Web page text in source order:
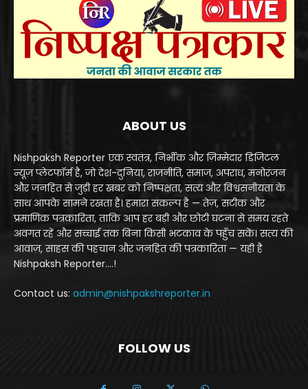
ABOUT US
Nishpaksh Reporter एक स्वतंत्र, निर्भीक और ज़िम्मेदार डिजिटल
न्यूज़ प्लेटफॉर्म है, जो देश-दुनिया, राजनीति, समाज, अपराध, मनोरंजन
और जनहित से जुड़ी हर खबर को निष्पक्षता, सत्य और विश्वसनीयता के
साथ आपके सामने रखता है। हमारा संकल्प है — तेज़, सटीक और
प्रमाणिक पत्रकारिता, ताकि आप हर बड़ी और छोटी घटना से समय रहते
अवगत रहें और सच्चाई तक बिना किसी भटकाव के पहुँच सकें। सत्य की
आवाज़, साहस की पहचान और जनहित की पत्रकारिता — यही है
Nishpaksh Reporter....!
Contact us: admin@nishpakshreporter.in
FOLLOW US